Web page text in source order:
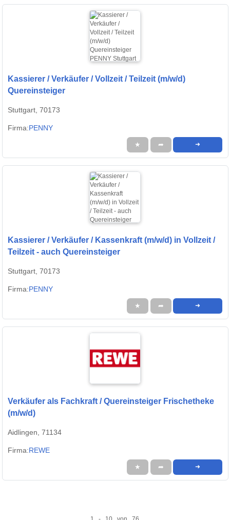
Kassierer / Verkäufer / Vollzeit / Teilzeit (m/w/d)
Quereinsteiger
Stuttgart, 70173
Firma:PENNY
★ ➦ ➜
Kassierer / Verkäufer / Kassenkraft (m/w/d) in Vollzeit /
Teilzeit - auch Quereinsteiger
Stuttgart, 70173
Firma:PENNY
★ ➦ ➜
Verkäufer als Fachkraft / Quereinsteiger Frischetheke
(m/w/d)
Aidlingen, 71134
Firma:REWE
★ ➦ ➜